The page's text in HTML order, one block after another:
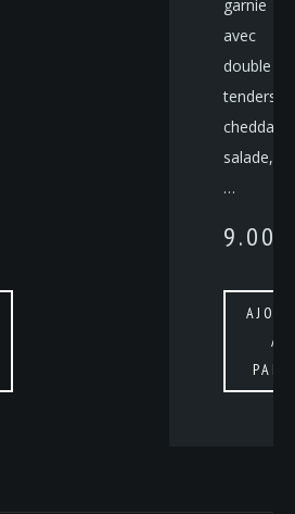
garnie
avec
double
tenders
cheddar,
salade,
…
9.00
AU